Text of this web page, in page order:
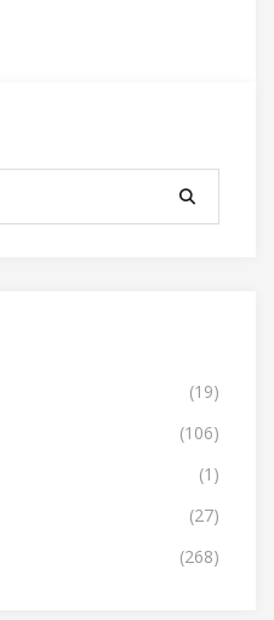
(19)
(106)
(1)
(27)
(268)